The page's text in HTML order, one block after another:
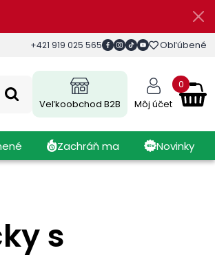
+421 919 025 565 Obľúbené
Veľkoobchod B2B Môj účet
0
Zachráň ma Novinky
s